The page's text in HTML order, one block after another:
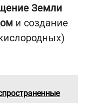
Земли
и создание